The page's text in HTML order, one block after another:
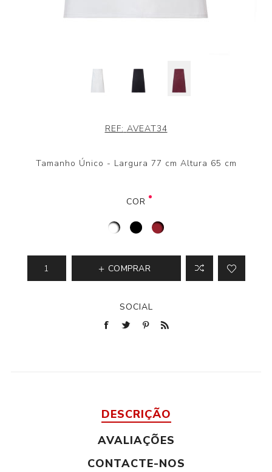
REF: AVEAT34
Tamanho Único - Largura 77 cm Altura 65 cm
COR
COMPRAR
SOCIAL
DESCRIÇÃO
AVALIAÇÕES
CONTACTE-NOS